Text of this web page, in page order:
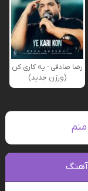
رضا صادقی - یه کاری کن
(ورژن جدید)
آهنگ